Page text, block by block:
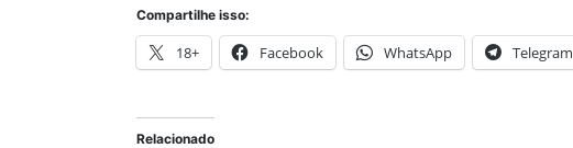
Compartilhe isso:
18+ Facebook WhatsApp Telegram
Relacionado